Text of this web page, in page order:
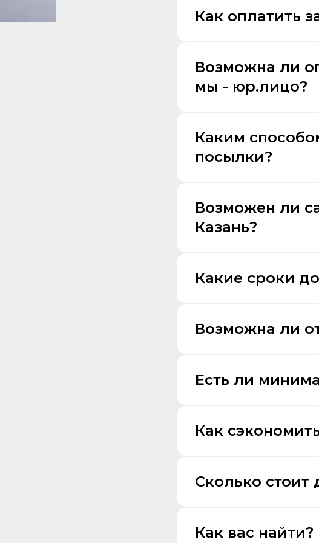
Как оплатить
Возможна ли
мы - юр.лицо?
Каким
посылки?
Возможен ли
Казань?
Какие сроки
Возможна ли
Есть ли
Как
Сколько стоит
Как вас